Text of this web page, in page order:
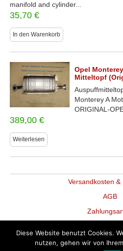
manifold and cylinder...
35,70 €
In den Warenkorb
Opel
Mitteltopf
Monterey A
ORIGINAL-
389,00 €
Weiterlesen
Versandkosten &
AGB
Widerruf
Diese Website benutzt Cookies.
nutzen, gehen wir von